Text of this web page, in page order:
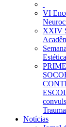
VI
XXIV
Estética
Notícias